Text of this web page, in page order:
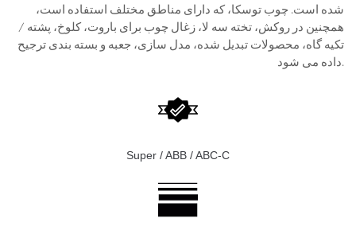
شده است. چوب توسکا، که دارای مناطق مختلف استفاده است،
همچنین در روکش، تخته سه لا، زغال چوب برای باروت، کلوخ، پشته /
تکیه گاه، محصولات تبدیل شده، مدل سازی، جعبه و بسته بندی ترجیح
داده می شود.
Super / ABB / ABC-C